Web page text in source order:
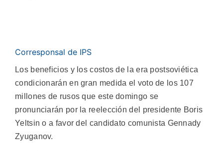
Corresponsal de IPS
Los beneficios y los costos de la era postsoviética
condicionarán en gran medida el voto de los 107
millones de rusos que este domingo se
pronunciarán por la reelección del presidente Boris
Yeltsin o a favor del candidato comunista Gennady
Zyuganov.